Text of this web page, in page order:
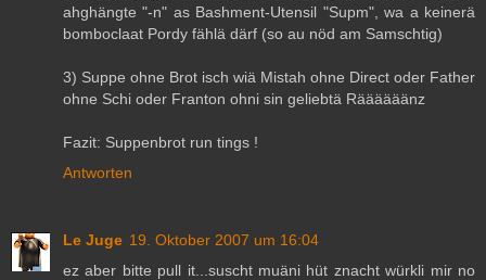
ahghängte "-n" as Bashment-Utensil "Supm", wa a keinerä
bomboclaat Pordy fählä därf (so au nöd am Samschtig)
3) Suppe ohne Brot isch wiä Mistah ohne Direct oder Father
ohne Schi oder Franton ohni sin geliebtä Räääääänz
Fazit: Suppenbrot run tings !
Antworten
Le Juge 19. Oktober 2007 um 16:04
ez aber bitte pull it...suscht muäni hüt znacht würkli mir no